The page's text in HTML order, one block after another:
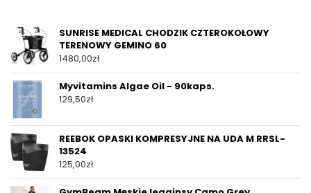
SUNRISE MEDICAL CHODZIK CZTEROKOŁOWY
TERENOWY GEMINO 60
1480,00zł
Myvitamins Algae Oil - 90kaps.
129,50zł
REEBOK OPASKI KOMPRESYJNE NA UDA M RRSL-
13524
125,00zł